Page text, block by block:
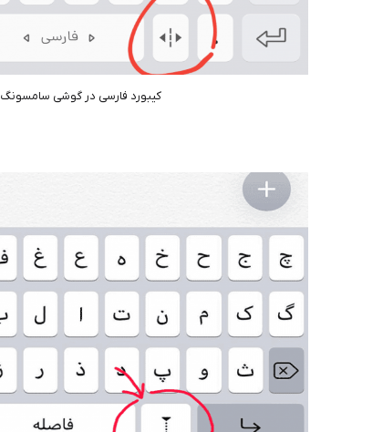
کیبورد فارسی در گوشی سامسونگ